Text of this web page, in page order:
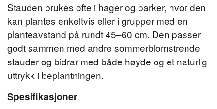
Stauden brukes ofte i hager og parker, hvor den
kan plantes enkeltvis eller i grupper med en
planteavstand på rundt 45–60 cm. Den passer
godt sammen med andre sommerblomstrende
stauder og bidrar med både høyde og et naturlig
uttrykk i beplantningen.
Spesifikasjoner